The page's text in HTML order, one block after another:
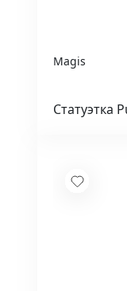
Magis
Статуэтка